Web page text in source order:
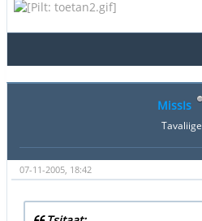
MissIs
Tavaliige
07-11-2005, 18:42